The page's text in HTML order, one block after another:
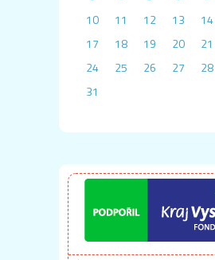
10
11 12 13 14
17
18 19 20 21
24
25 26 27 28
31